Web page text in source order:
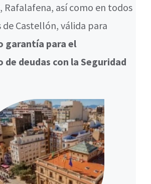
Rafalafena, así como en todos
de Castellón, válida para
garantía para el
deudas con la Seguridad